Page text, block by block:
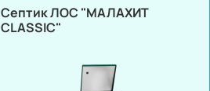
Септик ЛОС "МАЛАХИТ
CLASSIC"